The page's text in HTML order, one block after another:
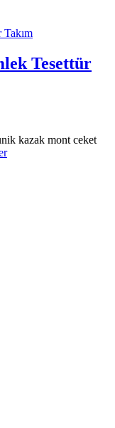
Tesettür
kazak mont ceket